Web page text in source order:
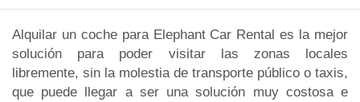
Alquilar un coche para Elephant Car Rental es la mejor
solución para poder visitar las zonas locales
libremente, sin la molestia de transporte público o taxis,
que puede llegar a ser una solución muy costosa e